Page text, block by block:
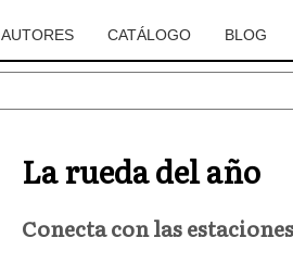
AUTORES CATÁLOGO BLOG
La rueda del año
Conecta con las